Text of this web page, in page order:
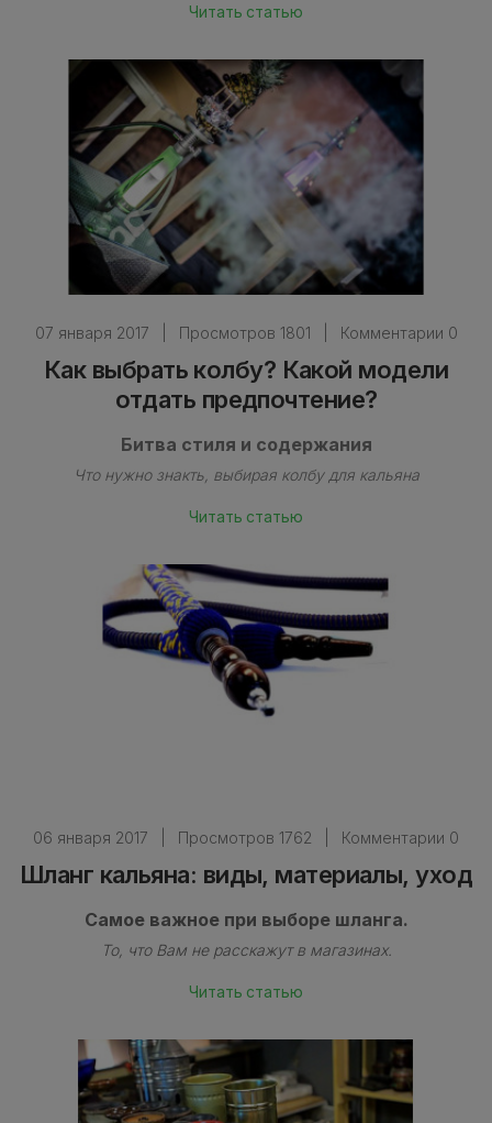
Читать статью
07 января 2017 Просмотров 1801 Комментарии 0
Как выбрать колбу? Какой модели
отдать предпочтение?
Битва стиля и содержания
Что нужно знакть, выбирая колбу для кальяна
Читать статью
06 января 2017 Просмотров 1762 Комментарии 0
Шланг кальяна: виды, материалы, уход
Самое важное при выборе шланга.
То, что Вам не расскажут в магазинах.
Читать статью